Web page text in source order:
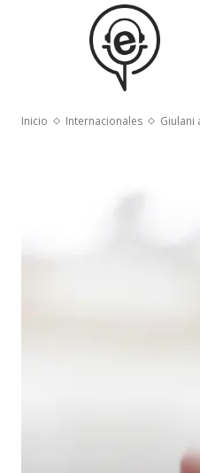
Inicio Internacionales Giulani